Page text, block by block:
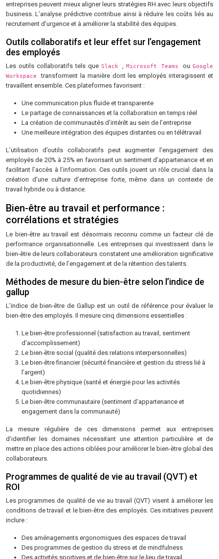
entreprises peuvent mieux aligner leurs stratégies RH avec leurs objectifs
business. L’analyse prédictive contribue ainsi à réduire les coûts liés au
recrutement d’urgence et à améliorer la stabilité des équipes.
Outils collaboratifs et leur effet sur l’engagement
des employés
Les outils collaboratifs tels que Slack,Microsoft TeamsouGoogle
Workspacetransforment la manière dont les employés interagissent et
travaillent ensemble. Ces plateformes favorisent :
Une communication plus fluide et transparente
Le partage de connaissances et la collaboration en temps réel
La création de communautés d’intérêt au sein de l’entreprise
Une meilleure intégration des équipes distantes ou en télétravail
L’utilisation d’outils collaboratifs peut augmenter l’engagement des
employés de 20% à 25% en favorisant un sentiment d’appartenance et en
facilitant l’accès à l’information. Ces outils jouent un rôle crucial dans la
création d’une culture d’entreprise forte, même dans un contexte de
travail hybride ou à distance.
Bien-être au travail et performance :
corrélations et stratégies
Le bien-être au travail est désormais reconnu comme un facteur clé de
performance organisationnelle. Les entreprises qui investissent dans le
bien-être de leurs collaborateurs constatent une amélioration significative
de la productivité, de l’engagement et de la rétention des talents.
Méthodes de mesure du bien-être selon l’indice de
gallup
L’indice de bien-être de Gallup est un outil de référence pour évaluer le
bien-être des employés. Il mesure cinq dimensions essentielles :
Le bien-être professionnel (satisfaction au travail, sentiment
d’accomplissement)
Le bien-être social (qualité des relations interpersonnelles)
Le bien-être financier (sécurité financière et gestion du stress lié à
l’argent)
Le bien-être physique (santé et énergie pour les activités
quotidiennes)
Le bien-être communautaire (sentiment d’appartenance et
engagement dans la communauté)
La mesure régulière de ces dimensions permet aux entreprises
d’identifier les domaines nécessitant une attention particulière et de
mettre en place des actions ciblées pour améliorer le bien-être global des
collaborateurs.
Programmes de qualité de vie au travail (QVT) et
ROI
Les programmes de qualité de vie au travail (QVT) visent à améliorer les
conditions de travail et le bien-être des employés. Ces initiatives peuvent
inclure :
Des aménagements ergonomiques des espaces de travail
Des programmes de gestion du stress et de mindfulness
Des activités sportives et de bien-être sur le lieu de travail